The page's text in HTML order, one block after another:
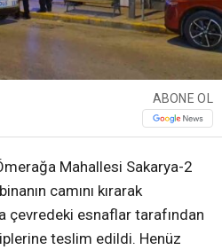
ABONE OL
Mahallesi Sakarya-2
camını kırarak
çevredeki esnaflar tarafından
teslim edildi. Henüz